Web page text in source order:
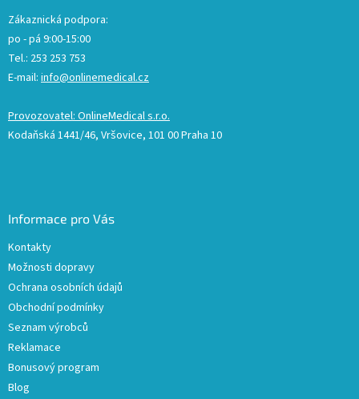
Zákaznická podpora:
po - pá 9:00-15:00
Tel.: 253 253 753
E-mail: info@onlinemedical.cz
Provozovatel: OnlineMedical s.r.o.
Kodaňská 1441/46, Vršovice, 101 00 Praha 10
Informace pro Vás
Kontakty
Možnosti dopravy
Ochrana osobních údajů
Obchodní podmínky
Seznam výrobců
Reklamace
Bonusový program
Blog